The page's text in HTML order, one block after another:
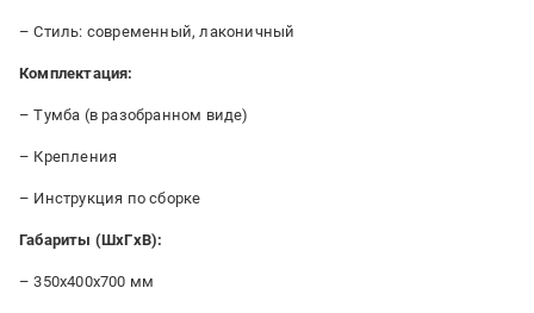
– Стиль: современный, лаконичный
Комплектация:
– Тумба (в разобранном виде)
– Крепления
– Инструкция по сборке
Габариты (ШxГxВ):
– 350x400x700 мм